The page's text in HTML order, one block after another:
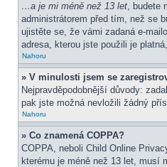
…a je mi méně než 13 let, budete
administrátorem před tím, než se
ujistěte se, že vámi zadaná e-
adresa, kterou jste použili je
Nahoru
» V minulosti jsem se
Nejpravděpodobnější důvody:
pak jste možná nevložili žádný
Nahoru
» Co znamená COPPA?
COPPA, neboli Child Online
kterému je méně než 13 let, musí